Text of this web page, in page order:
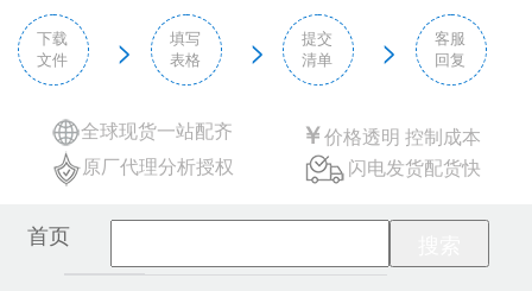
下载
文件
>
填写
表格
>
提交
清单
>
客服
回复
全球现货一站配齐 ￥价格透明 控制成本
原厂代理分析授权
闪电发货配货快
首页